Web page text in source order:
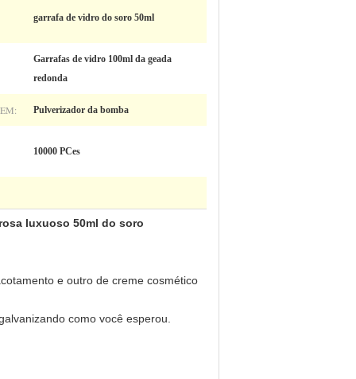
garrafa de vidro do soro 50ml
Garrafas de vidro 100ml da geada
redonda
Pulverizador da bomba
10000 PCes
luxuoso 50ml do soro
e outro de creme cosmético
como você esperou.